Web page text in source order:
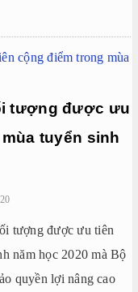
tượng được ưu
tuyển sinh
tượng được ưu tiên
năm học 2020 mà Bộ
quyền lợi nâng cao